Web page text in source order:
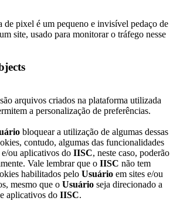
de pixel é um pequeno e invisível pedaço de
site, usado para monitorar o tráfego nesse
arquivos criados na plataforma utilizada
a personalização de preferências.
bloquear a utilização de algumas dessas
contudo, algumas das funcionalidades
ou aplicativos do IISC, neste caso, poderão
Vale lembrar que o IISC não tem
habilitados pelo Usuário em sites e/ou
mesmo que o Usuário seja direcionado a
aplicativos do IISC.